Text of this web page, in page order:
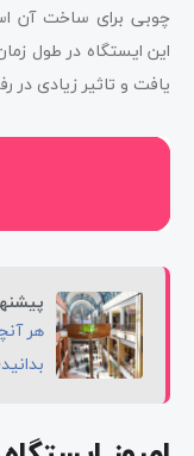
چوبی برای ساخت آن
این ایستگاه در طول
یافت و تاثیر زیادی
پیشنهاد
هر